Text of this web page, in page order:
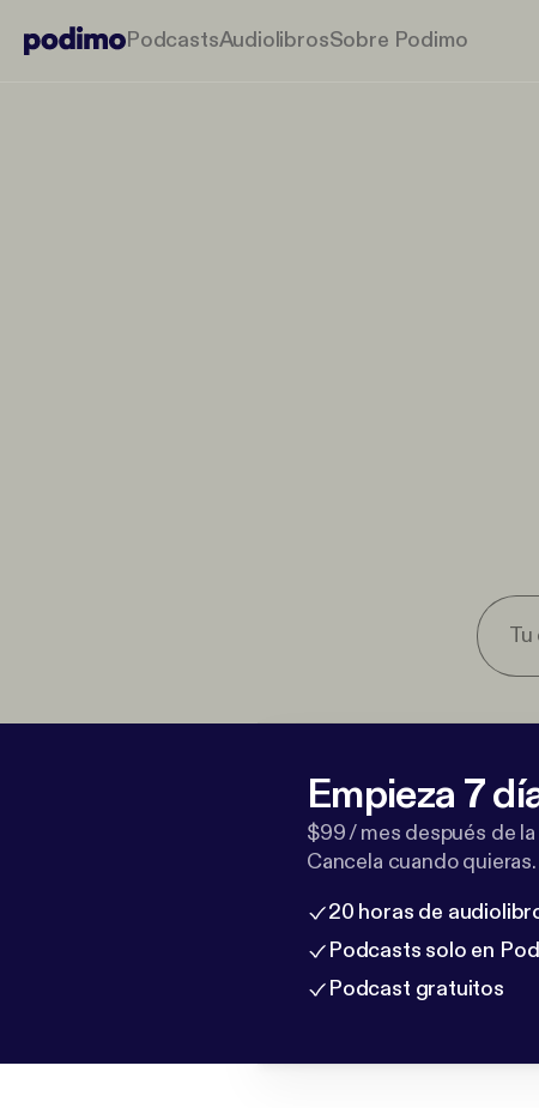
PodcastsAudiolibrosSobre Podimo
Empieza 7
$99 / mes después de la
Cancela cuando quieras.
20 horas de
Podcasts solo en
Podcast gratuitos